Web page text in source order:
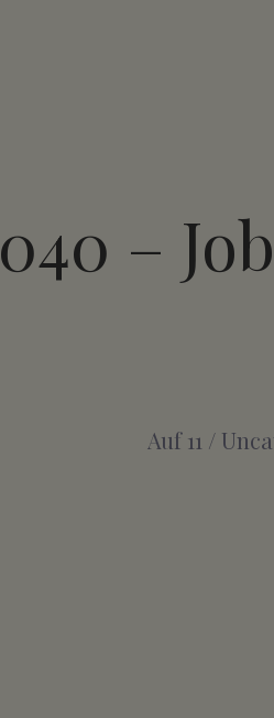
040 –
Auf 11 /